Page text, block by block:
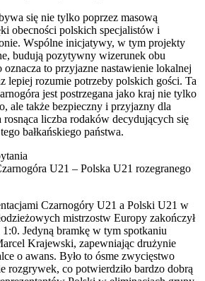
się nie tylko poprzez masową
obecności polskich specjalistów i
Wspólne inicjatywy, w tym projekty
budują pozytywny wizerunek obu
to przyjazne nastawienie lokalnej
lepiej rozumie potrzeby polskich gości. Ta
jest postrzegana jako kraj nie tylko
ale także bezpieczny i przyjazny dla
liczba rodaków decydujących się
bałkańskiego państwa.
U21 – Polska U21 rozegranego
Czarnogóry U21 a Polski U21 w
mistrzostw Europy zakończył
Jedyną bramkę w tym spotkaniu
Krajewski, zapewniając drużynie
o awans. Było to ósme zwycięstwo
rozgrywek, co potwierdziło bardzo dobrą